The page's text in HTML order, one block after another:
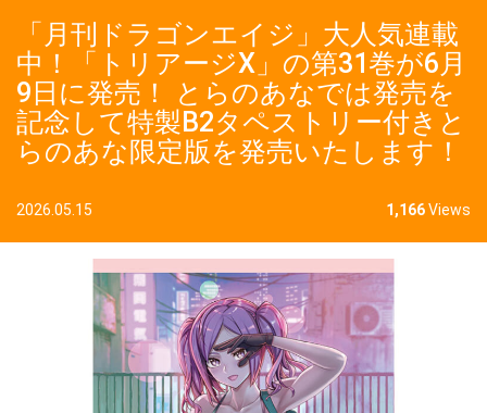
「月刊ドラゴンエイジ」大人気連載
中！「トリアージX」の第31巻が6月
9日に発売！ とらのあなでは発売を
記念して特製B2タペストリー付きと
らのあな限定版を発売いたします！
2026.05.15 1,166Views